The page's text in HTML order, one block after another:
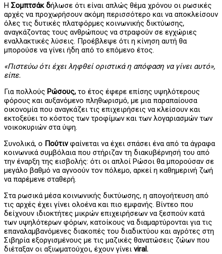
Η Σομπτσάκ δήλωσε ότι είναι απλώς θέμα χρόνου οι ρωσικές
αρχές να προχωρήσουν ακόμη περισσότερο και να αποκλείσουν
όλες τις δυτικές πλατφόρμες κοινωνικής δικτύωσης,
αναγκάζοντας τους ανθρώπους να στραφούν σε εγχώριες
εναλλακτικές λύσεις. Προέβλεψε ότι η κίνηση αυτή θα
μπορούσε να γίνει ήδη από το επόμενο έτος.
«Πιστεύω ότι έχει ληφθεί οριστικά η απόφαση να γίνει αυτό»,
είπε.
Για πολλούς Ρώσους, το έτος έφερε επίσης υψηλότερους
φόρους και αυξανόμενο πληθωρισμό, με μια παραπαίουσα
οικονομία που αναγκάζει τις επιχειρήσεις να κλείσουν και
εκτοξεύει το κόστος των τροφίμων και των λογαριασμών των
νοικοκυριών στα ύψη.
Συνολικά, ο Πούτινφαίνεται να έχει σπάσει ένα από τα άγραφα
κοινωνικά συμβόλαια που στήριζαν τη διακυβέρνησή του από
την έναρξη της εισβολής: ότι οι απλοί Ρώσοι θα μπορούσαν σε
μεγάλο βαθμό να αγνοούν τον πόλεμο, αρκεί η καθημερινή ζωή
να παρέμενε σταθερή.
Στα ρωσικά μέσα κοινωνικής δικτύωσης, η απογοήτευση από
τις αρχές έχει γίνει ολοένα και πιο εμφανής. Βίντεο που
δείχνουν ιδιοκτήτες μικρών επιχειρήσεων να ξεσπούν κατά
των υψηλότερων φόρων, κατοίκους να διαμαρτύρονται για τις
επαναλαμβανόμενες διακοπές του διαδικτύου και αγρότες στη
Σιβηρία εξοργισμένους με τις μαζικές θανατώσεις ζώων που
διέταξαν οι αξιωματούχοι, έχουν γίνει viral.